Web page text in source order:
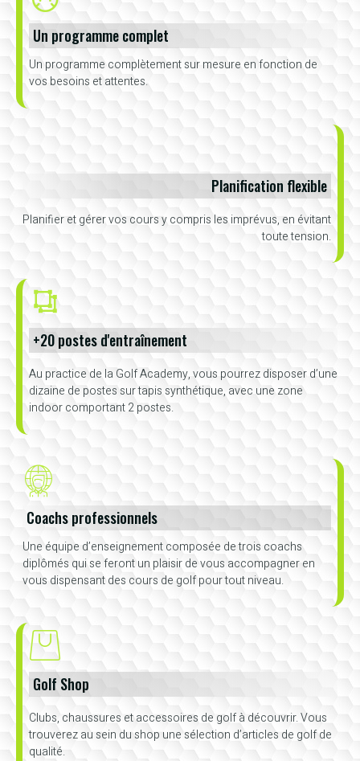
Un programme complet
Un programme complètement sur mesure en fonction de
vos besoins et attentes.
Planification flexible
Planifier et gérer vos cours y compris les imprévus, en évitant
toute tension.
+20 postes d'entraînement
Au practice de la Golf Academy, vous pourrez disposer d’une
dizaine de postes sur tapis synthétique, avec une zone
indoor comportant 2 postes.
Coachs professionnels
Une équipe d’enseignement composée de trois coachs
diplômés qui se feront un plaisir de vous accompagner en
vous dispensant des cours de golf pour tout niveau.
Golf Shop
Clubs, chaussures et accessoires de golf à découvrir. Vous
trouverez au sein du shop une sélection d’articles de golf de
qualité.